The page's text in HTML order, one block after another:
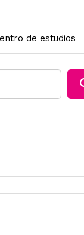
de estudios